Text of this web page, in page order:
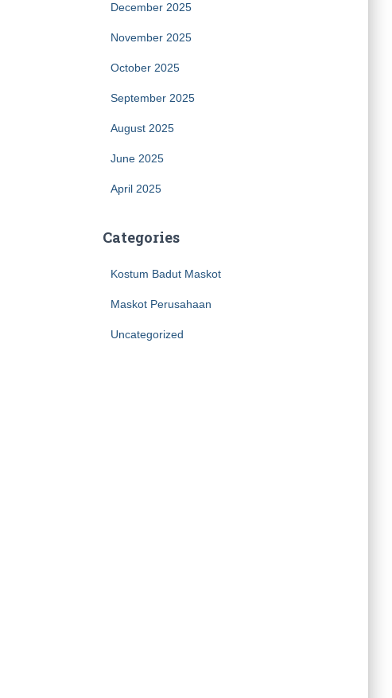
December 2025
November 2025
October 2025
September 2025
August 2025
June 2025
April 2025
Categories
Kostum Badut Maskot
Maskot Perusahaan
Uncategorized